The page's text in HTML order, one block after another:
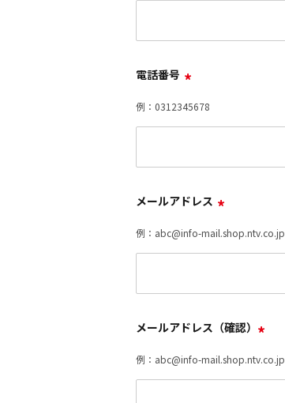
電話番号 *
例：0312345678
メールアドレス *
例：abc@info-mail.shop.ntv.co.jp
メールアドレス（確認） *
例：abc@info-mail.shop.ntv.co.jp